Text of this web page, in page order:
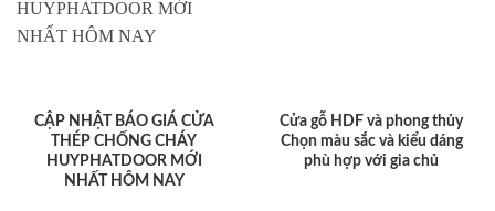
CẬP NHẬT BÁO GIÁ CỬA
THÉP CHỐNG CHÁY
HUYPHATDOOR MỚI
NHẤT HÔM NAY
Cửa gỗ HDF và phong thủy
Chọn màu sắc và kiểu dáng
phù hợp với gia chủ